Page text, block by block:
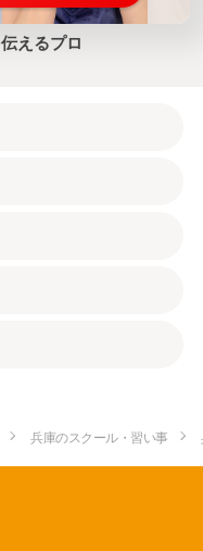
えるプロ
兵庫のスクール・習い事